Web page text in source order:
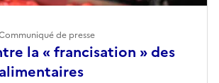
la « francisation » des
de presse